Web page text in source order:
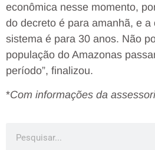
econômica nesse momento,
do decreto é para amanhã, e
sistema é para 30 anos. Não
população do Amazonas
período”, finalizou.
*Com informações da